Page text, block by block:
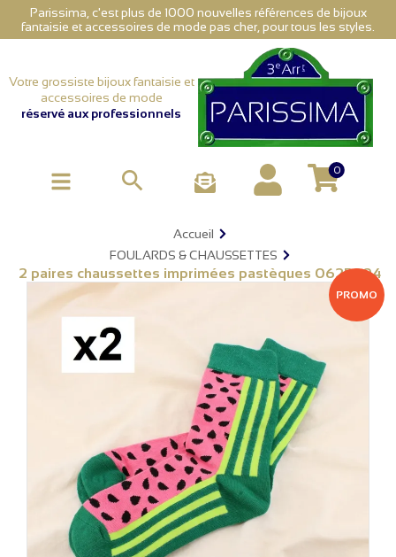
Parissima, c'est plus de 1000 nouvelles références de bijoux
fantaisie et accessoires de mode pas cher, pour tous les styles.
Votre grossiste bijoux fantaisie et
accessoires de mode
réservé aux professionnels
 0
Accueil
FOULARDS & CHAUSSETTES
2 paires chaussettes imprimées pastèques 0625094
PROMO